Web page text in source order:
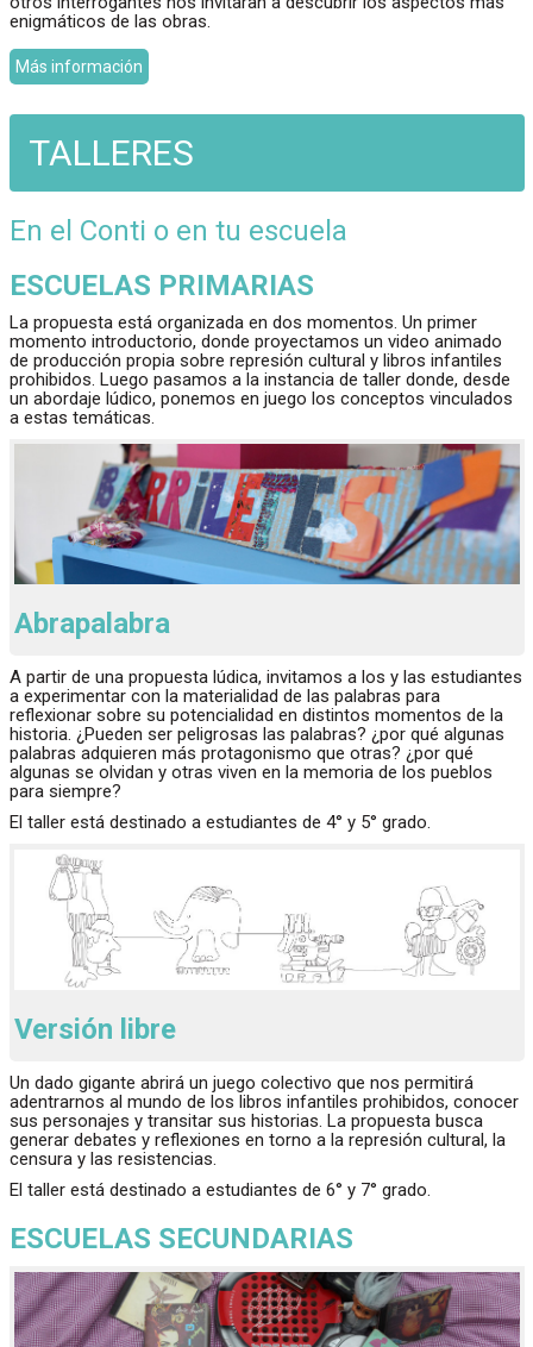
enigmáticos de las obras.
Más información
TALLERES
En el Conti o en tu escuela
ESCUELAS PRIMARIAS
La propuesta está organizada en dos momentos. Un primer
momento introductorio, donde proyectamos un video animado
de producción propia sobre represión cultural y libros infantiles
prohibidos. Luego pasamos a la instancia de taller donde, desde
un abordaje lúdico, ponemos en juego los conceptos vinculados
a estas temáticas.
Abrapalabra
A partir de una propuesta lúdica, invitamos a los y las estudiantes
a experimentar con la materialidad de las palabras para
reflexionar sobre su potencialidad en distintos momentos de la
historia. ¿Pueden ser peligrosas las palabras? ¿por qué algunas
palabras adquieren más protagonismo que otras? ¿por qué
algunas se olvidan y otras viven en la memoria de los pueblos
para siempre?
El taller está destinado a estudiantes de 4° y 5° grado.
Versión libre
Un dado gigante abrirá un juego colectivo que nos permitirá
adentrarnos al mundo de los libros infantiles prohibidos, conocer
sus personajes y transitar sus historias. La propuesta busca
generar debates y reflexiones en torno a la represión cultural, la
censura y las resistencias.
El taller está destinado a estudiantes de 6° y 7° grado.
ESCUELAS SECUNDARIAS